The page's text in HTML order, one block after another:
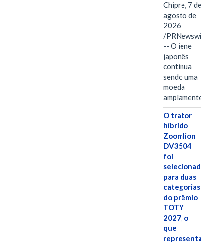
Chipre, 7 de
agosto de
2026
/PRNewswire/
-- O iene
japonês
continua
sendo uma
moeda
amplamente…
O trator
híbrido
Zoomlion
DV3504
foi
selecionado
para duas
categorias
do prêmio
TOTY
2027, o
que
representa